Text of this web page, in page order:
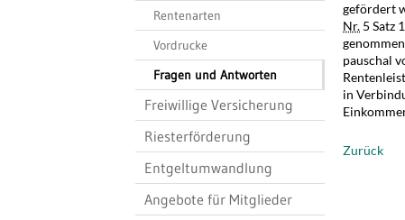
gefördert
Nr. 5 Satz
pauschal
in
Zurück
Rentenarten
Vordrucke
Fragen und Antworten
Freiwillige Versicherung
Riesterförderung
Entgeltumwandlung
Angebote für Mitglieder